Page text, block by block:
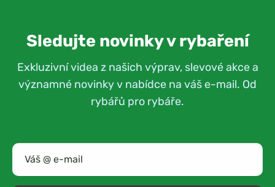
Sledujte novinky v rybaření
Exkluzivní videa z našich výprav, slevové akce a
významné novinky v nabídce na váš e-mail. Od
rybářů pro rybáře.